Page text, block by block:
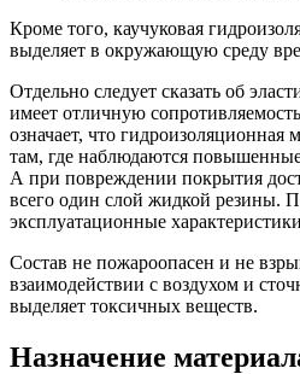
Кроме того, каучуковая
выделяет в окружающую среду
Отдельно следует сказать об
имеет отличную
означает, что гидроизоляционная
там, где наблюдаются
А при повреждении покрытия
всего один слой жидкой резины.
эксплуатационные
Состав не пожароопасен и не
взаимодействии с воздухом и
выделяет токсичных веществ.
Назначение